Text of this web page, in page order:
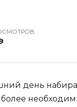
день
более